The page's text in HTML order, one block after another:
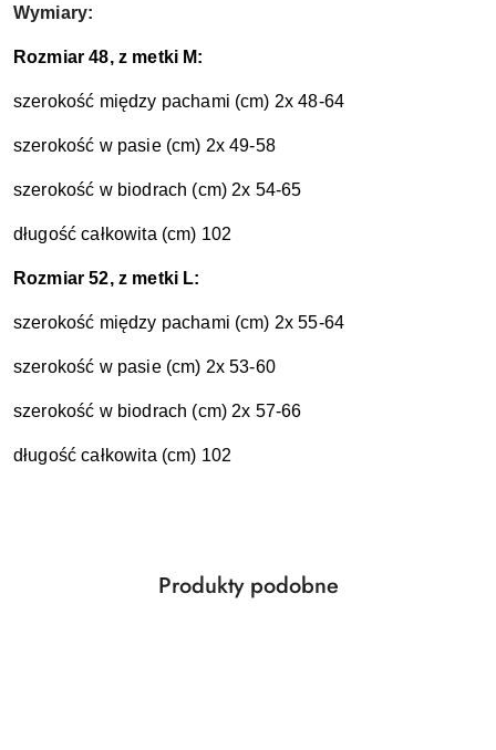
Wymiary:
Rozmiar 48, z metki M:
szerokość między pachami (cm) 2x 48-64
szerokość w pasie (cm) 2x 49-58
szerokość w biodrach (cm) 2x 54-65
długość całkowita (cm) 102
Rozmiar 52, z metki L:
szerokość między pachami (cm) 2x 55-64
szerokość w pasie (cm) 2x 53-60
szerokość w biodrach (cm) 2x 57-66
długość całkowita (cm) 102
Pomiń karuzelę produktów
Produkty
Produkty podobne